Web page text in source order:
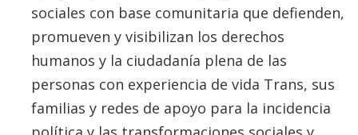
sociales con base comunitaria que defienden,
promueven y visibilizan los derechos
humanos y la ciudadanía plena de las
personas con experiencia de vida Trans, sus
familias y redes de apoyo para la incidencia